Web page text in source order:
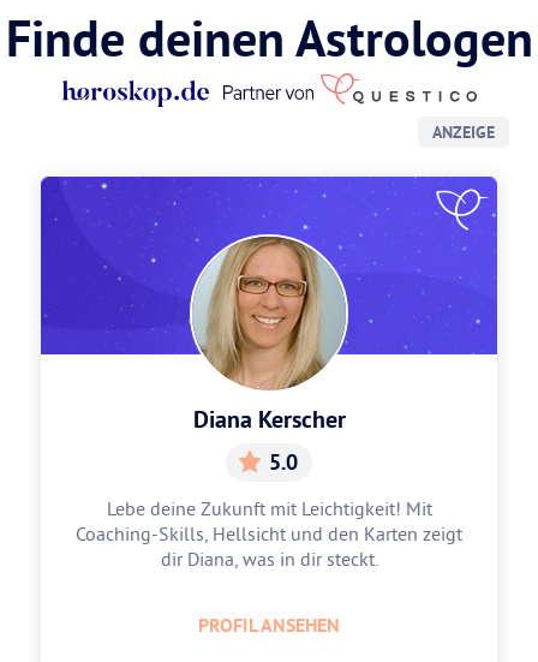
Finde deinen Astrologen
ANZEIGE
Diana Kerscher
5.0
Lebe deine Zukunft mit Leichtigkeit! Mit
Coaching-Skills, Hellsicht und den Karten zeigt
dir Diana, was in dir steckt.
PROFIL ANSEHEN